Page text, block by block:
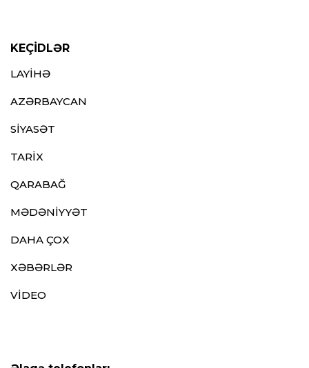
KEÇİDLƏR
LAYİHƏ
AZƏRBAYCAN
SİYASƏT
TARİX
QARABAĞ
MƏDƏNİYYƏT
DAHA ÇOX
XƏBƏRLƏR
VİDEO